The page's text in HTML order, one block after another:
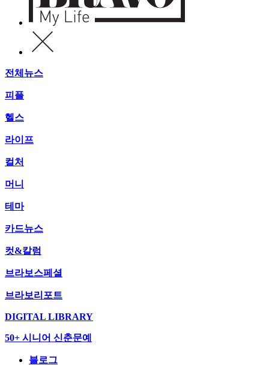
전체뉴스
피플
헬스
라이프
컬처
머니
테마
카드뉴스
컷&칼럼
브라보스페셜
브라보리포트
DIGITAL LIBRARY
50+ 시니어 신춘문예
블로그